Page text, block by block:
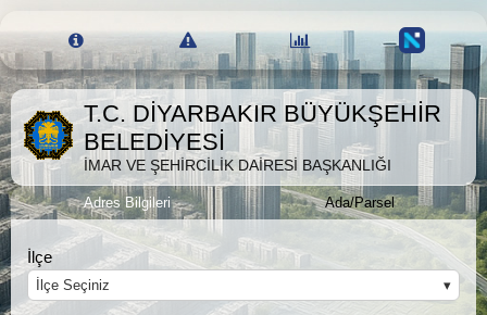
İmar Durumu Sorgulama
T.C. DİYARBAKIR BÜYÜKŞEHİR
BELEDİYESİ
İMAR VE ŞEHİRCİLİK DAİRESİ BAŞKANLIĞI
Adres Bilgileri Ada/Parsel
İlçe
İlçe Seçiniz